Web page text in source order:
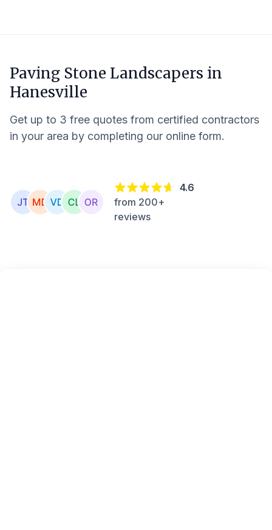
Paving Stone Landscapers in
Hanesville
Get up to 3 free quotes from certified contractors
in your area by completing our online form.
4.6
from 200+
reviews